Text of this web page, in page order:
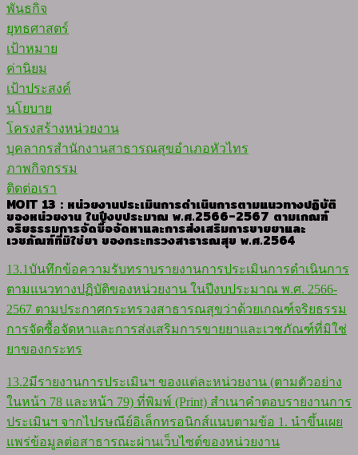
พันธกิจ
ยุทธศาสตร์
เป้าหมาย
ค่านิยม
เป้าประสงค์
นโยบาย
โครงสร้างหน่วยงาน
บุคลากรสำนักงานสาธารณสุขอำเภอหัวไทร
ภาพกิจกรรม
ติดต่อเรา
MOIT 13 : หน่วยงานประเมินการดำเนินการตามแนวทางปฏิบัติ
ของหน่วยงาน ในปีงบประมาณ พ.ศ.2566-2567 ตามเกณฑ์
จริยธรรมการจัดซื้อจัดหาและการส่งเสริมการขายยาและ
เวชภัณฑ์ที่มิใช่ยา ของกระทรวงสาธารณสุข พ.ศ.2564
13.1บันทึกข้อความรับทราบรายงานการประเมินการดำเนินการ
ตามแนวทางปฏิบัติของหน่วยงาน ในปีงบประมาณ พ.ศ. 2566-
2567 ตามประกาศกระทรวงสาธารณสุขว่าด้วยเกณฑ์จริยธรรม
การจัดซื้อจัดหาและการส่งเสริมการขายยาและเวชภัณฑ์ที่มิใช่
ยาของกระทร
13.2มีรายงานการประเมินฯ ของแต่ละหน่วยงาน (ตามตัวอย่าง
ในหน้า 78 และหน้า 79) ที่พิมพ์ (Print) สำเนาคำตอบรายงานการ
ประเมินฯ จากไปรษณีย์อิเล็กทรอนิกส์แนบตามข้อ 1. นำขึ้นเผย
แพร่ข้อมูลต่อสาธารณะผ่านเว็บไซต์ของหน่วยงาน